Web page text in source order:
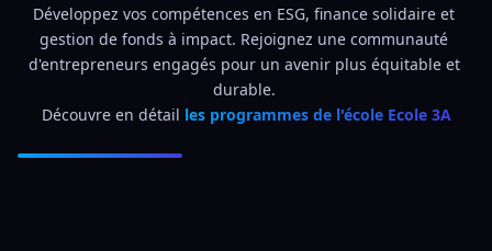
Développez vos compétences en ESG, finance solidaire et
gestion de fonds à impact. Rejoignez une communauté
d'entrepreneurs engagés pour un avenir plus équitable et
durable.
Découvre en détail les programmes de l'école Ecole 3A